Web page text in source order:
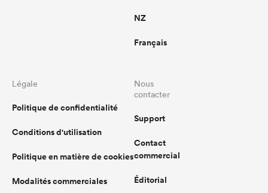
NZ
Français
Légale
Politique de confidentialité
Conditions d'utilisation
Politique en matière de cookies
Modalités commerciales
Nous
contacter
Support
Contact
commercial
Éditorial